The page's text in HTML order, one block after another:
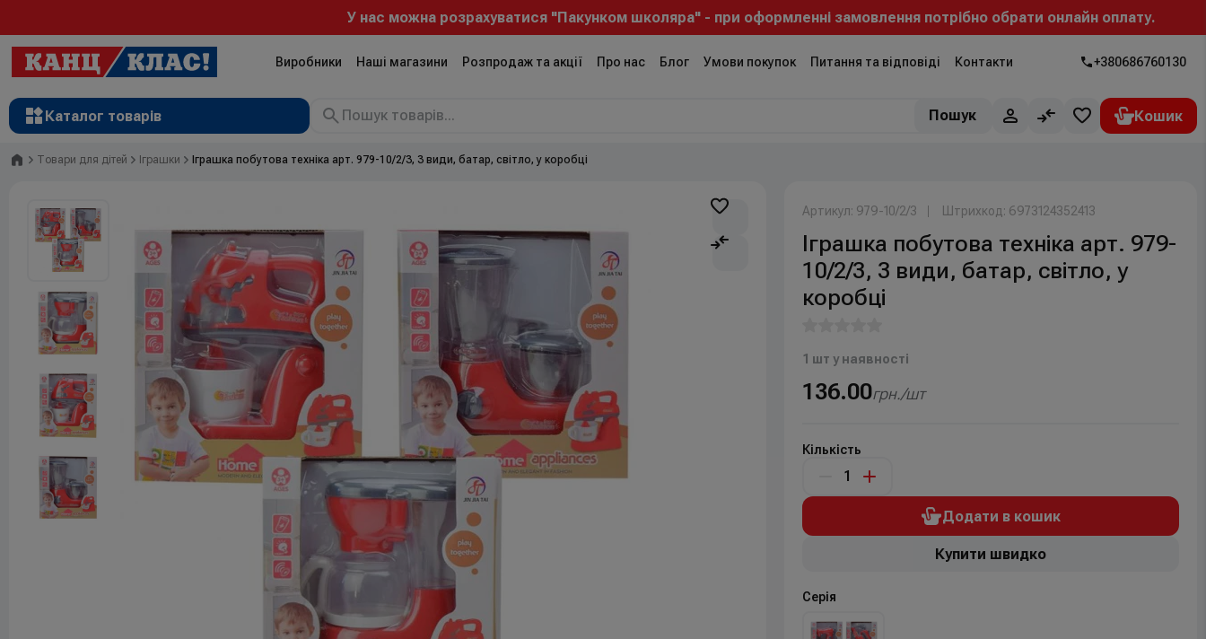
У нас можна розрахуватися "Пакунком школяра" - при оформленні замовлення потрібно обрати онлайн оплату.
Виробники Наші магазини Розпродаж та акції Про нас Блог Умови покупок Питання та відповіді Контакти +380686760130
Каталог товарів
Рюкзаки
Канцтовари
Література та розвиток
Художні матеріали
Творчість
Товари для дітей
Сувенірна продукція
Друк
До свят
Елементи живлення
Пошук
Головна
Товари для дітей Іграшки Іграшка побутова техніка арт. 979-10/2/3, 3 види, батар, світло, у коробці
Артикул: 979-10/2/3 Штрихкод: 6973124352413
Іграшка побутова техніка арт. 979-
10/2/3, 3 види, батар, світло, у
коробці
1 шт у наявності
136.00грн./шт
Кількість
Додати в кошик
Купити швидко
Серія